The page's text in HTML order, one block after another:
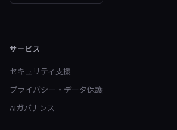
サービス
セキュリティ支援
プライバシー・データ保護
AIガバナンス